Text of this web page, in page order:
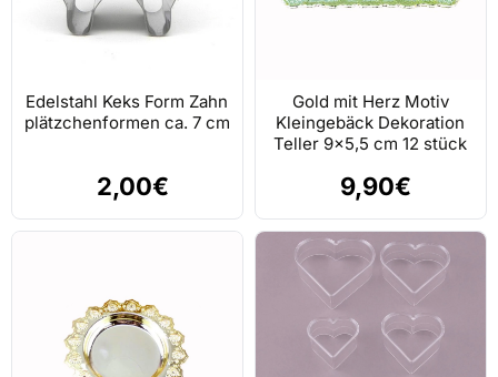
Edelstahl Keks Form Zahn
plätzchenformen ca. 7 cm
2,00€
Gold mit Herz Motiv
Kleingebäck Dekoration
Teller 9x5,5 cm 12 stück
9,90€